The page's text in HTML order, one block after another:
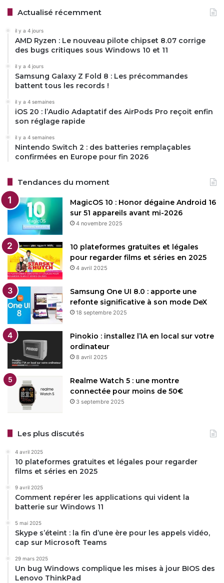
Actualisé récemment
il y a 4 jours
AMD Ryzen : Le nouveau pilote chipset 8.07 corrige
des bugs critiques sous Windows 10 et 11
il y a 4 jours
Samsung Galaxy Z Fold 8 : Les précommandes
battent tous les records !
il y a 4 semaines
iOS 20 : l’Audio Adaptatif des AirPods Pro reçoit enfin
son réglage rapide
il y a 4 semaines
Nintendo Switch 2 : des batteries remplaçables
confirmées en Europe pour fin 2026
Tendances du moment
MagicOS 10 : Honor dégaine Android 16
sur 51 appareils avant mi-2026
4 novembre 2025
10 plateformes gratuites et légales
pour regarder films et séries en 2025
4 avril 2025
Samsung One UI 8.0 : apporte une
refonte significative à son mode DeX
18 septembre 2025
Pinokio : installez l’IA en local sur votre
ordinateur
8 avril 2025
Realme Watch 5 : une montre
connectée pour moins de 50€
3 septembre 2025
Les plus discutés
4 avril 2025
10 plateformes gratuites et légales pour regarder
films et séries en 2025
9 avril 2025
Comment repérer les applications qui vident la
batterie sur Windows 11
5 mai 2025
Skype s’éteint : la fin d’une ère pour les appels vidéo,
cap sur Microsoft Teams
29 mars 2025
Un bug Windows complique les mises à jour BIOS des
Lenovo ThinkPad